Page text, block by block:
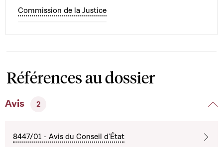
Commission de la Justice
Références au dossier
Avis 2
8447/01 - Avis du Conseil d'État